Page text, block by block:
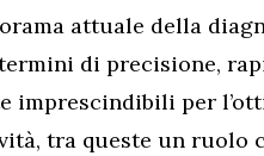
attuale della
di precisione,
imprescindibili per
tra queste un ruolo